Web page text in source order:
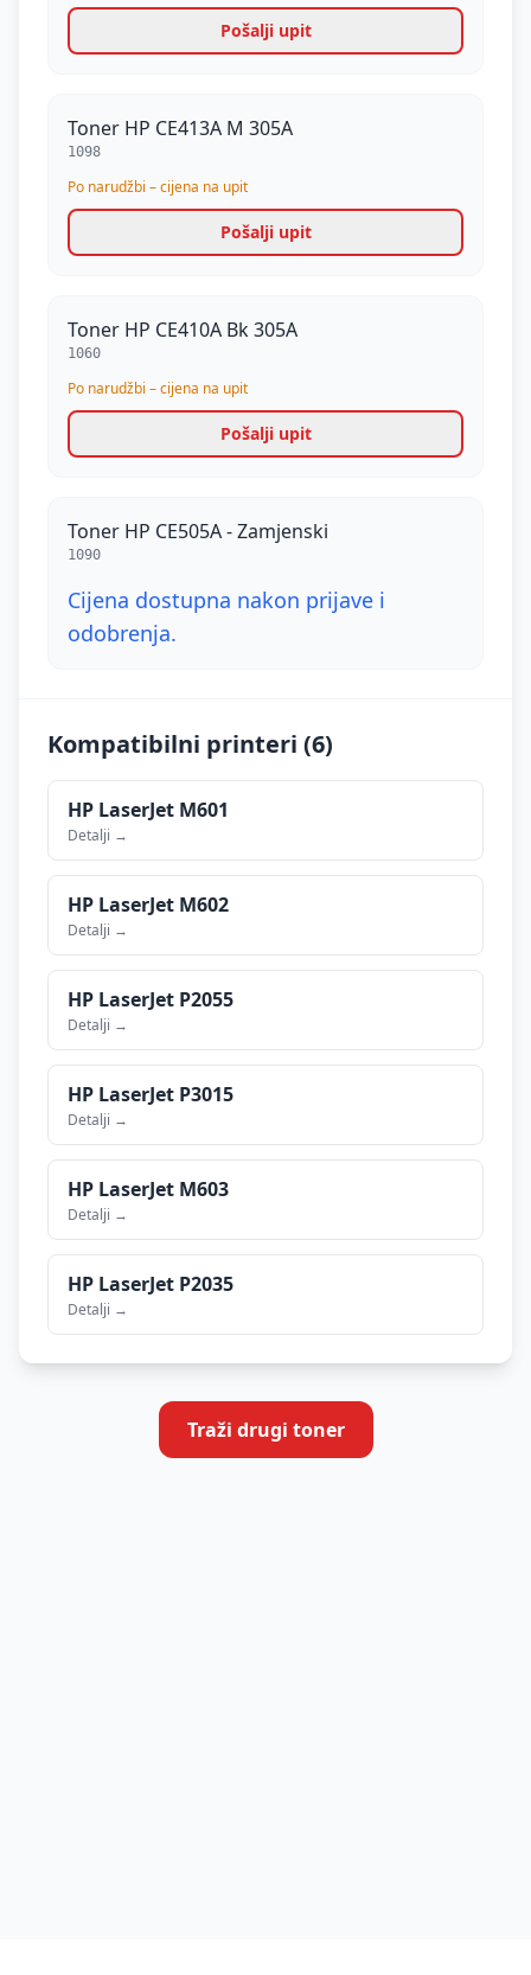
Pošalji upit
Toner HP CE413A M 305A
1098
Po narudžbi – cijena na upit
Pošalji upit
Toner HP CE410A Bk 305A
1060
Po narudžbi – cijena na upit
Pošalji upit
Toner HP CE505A - Zamjenski
1090
Cijena dostupna nakon prijave i
odobrenja.
Kompatibilni printeri (6)
HP LaserJet M601
Detalji →
HP LaserJet M602
Detalji →
HP LaserJet P2055
Detalji →
HP LaserJet P3015
Detalji →
HP LaserJet M603
Detalji →
HP LaserJet P2035
Detalji →
Traži drugi toner